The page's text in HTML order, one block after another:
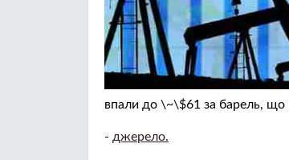
впали до \~\$61 за барель, що
- джерело.